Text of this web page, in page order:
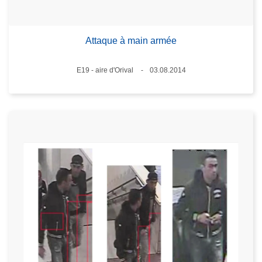
Attaque à main armée
Standort
E19 - aire d'Orival
03.08.2014